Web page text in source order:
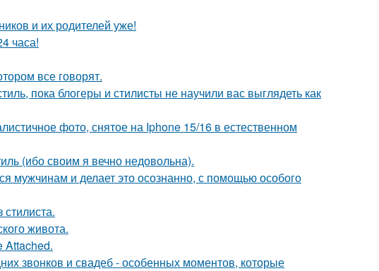
и их родителей уже!
часа!
все говорят.
пока блогеры и стилисты не научили вас выглядеть как
фото, снятое на Iphone 15/16 в естественном
(ибо своим я вечно недовольна).
мужчинам и делает это осознанно, с помощью особого
живота.
Attached.
звонков и свадеб - особенных моментов, которые